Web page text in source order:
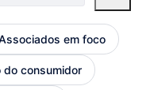
em foco
do consumidor